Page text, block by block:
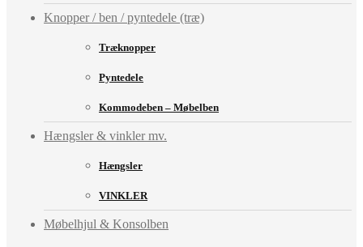
Knopper / ben / pyntedele (træ)
Træknopper
Pyntedele
Kommodeben – Møbelben
Hængsler & vinkler mv.
Hængsler
VINKLER
Møbelhjul & Konsolben